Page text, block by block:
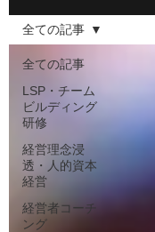
全ての記事
LSP・チーム
ビルディング
研修
経営理念浸
透・人的資本
経営
経営者コーチ
ング
全ての記事